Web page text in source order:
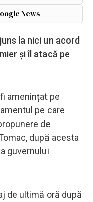
News
la nici un acord
și îl atacă pe
amenințat pe
pe care
de
după acesta
guvernului
de ultimă oră după